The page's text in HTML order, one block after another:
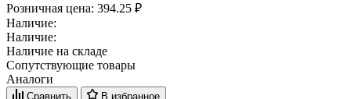
Розничная цена: 394.25 ₽
Наличие:
Наличие:
Наличие на складе
Сопутствующие товары
Аналоги
Сравнить В избранное